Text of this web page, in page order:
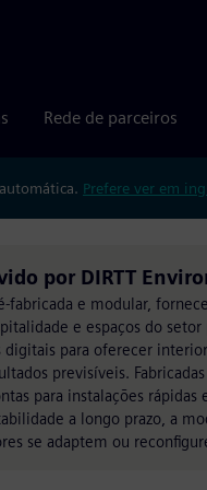
Rede de parceiros
Prefere ver em
por DIRTT
fabricada e modular,
e espaços do
para oferecer
previsíveis.
para instalações
a longo prazo, a
se adaptem ou